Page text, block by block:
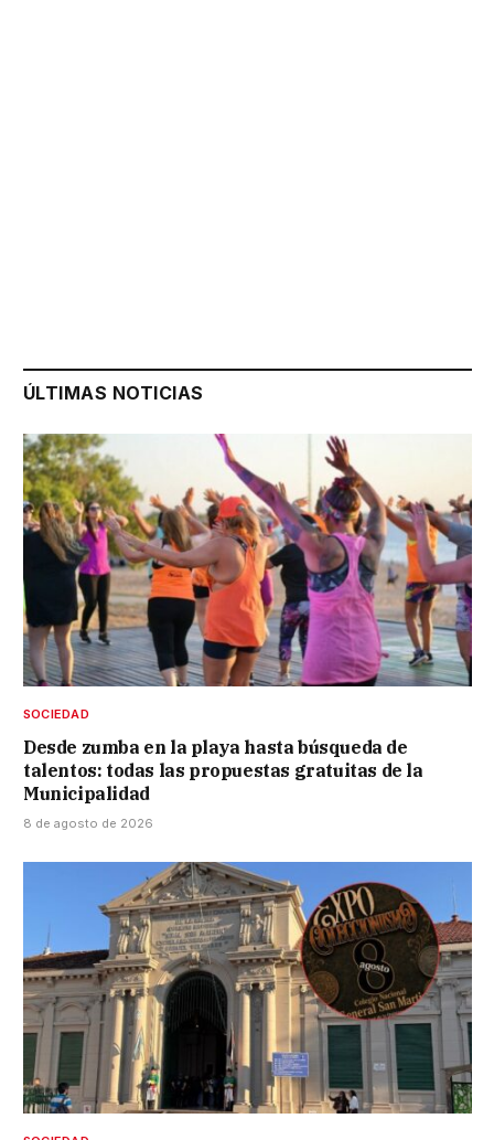
ÚLTIMAS NOTICIAS
SOCIEDAD
Desde zumba en la playa hasta búsqueda de
talentos: todas las propuestas gratuitas de la
Municipalidad
8 de agosto de 2026